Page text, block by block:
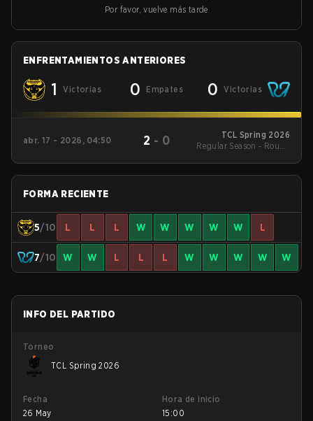
Por favor, vuelve más tarde
ENFRENTAMIENTOS ANTERIORES
1 Victorias 0 Empates 0 Victorias
abr. 17 - 2026, 04:50 2 - 0
TCL Spring 2026
Regular Season - Round
FORMA RECIENTE
5/10 L L L W W W W W L
7/10 W W L L L W W W W W
INFO DEL PARTIDO
Torneo
TCL Spring 2026
Fecha
26 May
Hora de inicio
15:00